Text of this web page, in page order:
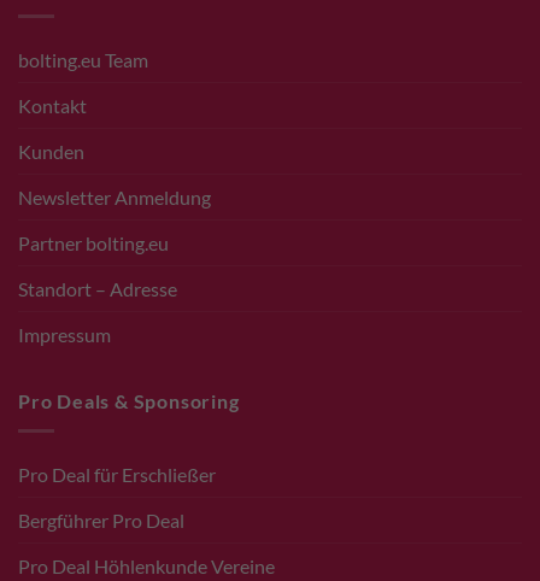
bolting.eu Team
Kontakt
Kunden
Newsletter Anmeldung
Partner bolting.eu
Standort – Adresse
Impressum
Pro Deals & Sponsoring
Pro Deal für Erschließer
Bergführer Pro Deal
Pro Deal Höhlenkunde Vereine